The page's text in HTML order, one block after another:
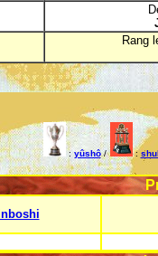
Rang
:yûshô/ :